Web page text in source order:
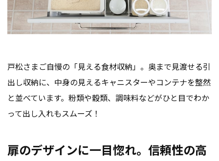
戸松さまご自慢の「見える食材収納」。奥まで見渡せる引
出し収納に、中身の見えるキャニスターやコンテナを整然
と並べています。粉類や穀類、調味料などがひと目でわか
って出し入れもスムーズ！
扉のデザインに一目惚れ。信頼性の高